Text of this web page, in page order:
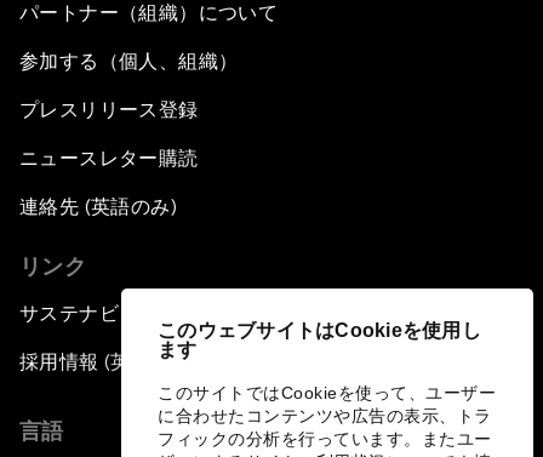
このウェブサイトはCookieを使用し
ます
このサイトではCookieを使って、ユーザー
に合わせたコンテンツや広告の表示、トラ
フィックの分析を行っています。またユー
パートナー（組織）について
参加する（個人、組織）
プレスリリース登録
ニュースレター購読
連絡先 (英語のみ)
リンク
サステナビリティへの取り組み
採用情報 (英語のみ)
言語